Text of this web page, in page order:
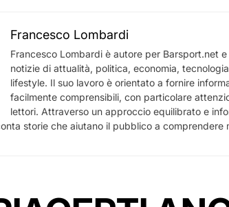
Francesco Lombardi
Francesco Lombardi è autore per Barsport.net
notizie di attualità, politica, economia,
lifestyle. Il suo lavoro è orientato a fornire
facilmente comprensibili, con particolare
lettori. Attraverso un approccio equilibrato e
storie che aiutano il pubblico a comprendere